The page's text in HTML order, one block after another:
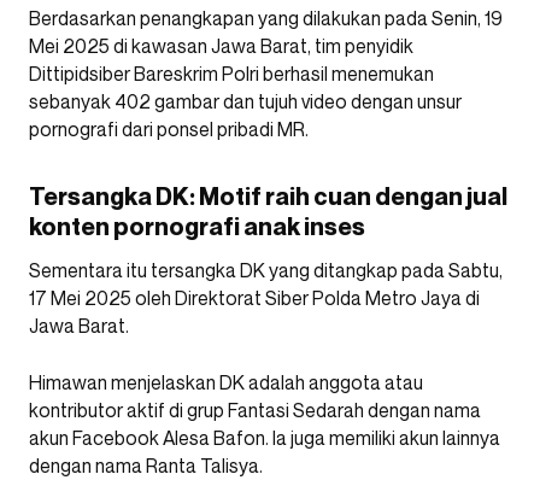
Berdasarkan penangkapan yang dilakukan pada Senin, 19
Mei 2025 di kawasan Jawa Barat, tim penyidik
Dittipidsiber Bareskrim Polri berhasil menemukan
sebanyak 402 gambar dan tujuh video dengan unsur
pornografi dari ponsel pribadi MR.
Tersangka DK: Motif raih cuan dengan jual
konten pornografi anak inses
Sementara itu tersangka DK yang ditangkap pada Sabtu,
17 Mei 2025 oleh Direktorat Siber Polda Metro Jaya di
Jawa Barat.
Himawan menjelaskan DK adalah anggota atau
kontributor aktif di grup Fantasi Sedarah dengan nama
akun Facebook Alesa Bafon. Ia juga memiliki akun lainnya
dengan nama Ranta Talisya.